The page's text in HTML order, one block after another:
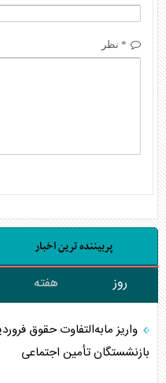
* نظر
پربیننده ترین اخبار
روز هفته
بازنشستگان تأمین اجتماعی